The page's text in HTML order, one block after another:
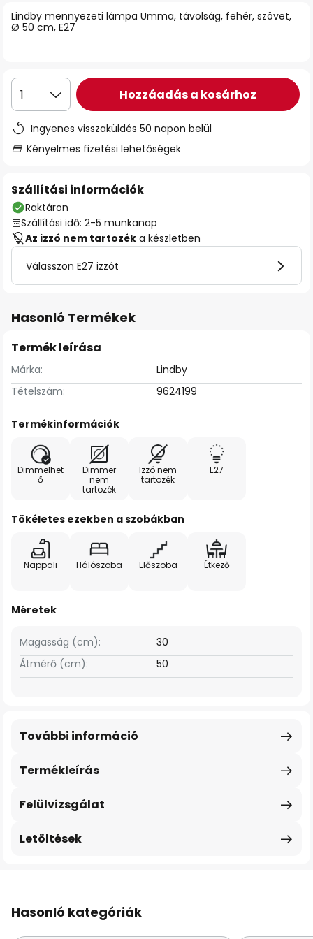
Lindby mennyezeti lámpa Umma, távolság, fehér, szövet,
Ø 50 cm, E27
1 Hozzáadás a kosárhoz
Ingyenes visszaküldés 50 napon belül
Kényelmes fizetési lehetőségek
Szállítási információk
Raktáron
Szállítási idő: 2-5 munkanap
Az izzó nem tartozék a készletben
Válasszon E27 izzót
Hasonló Termékek
Termék leírása
Márka:
Lindby
Tételszám:
9624199
Termékinformációk
Dimmelhet
ő
Dimmer
nem
tartozék
Izzó nem
tartozék
E27
Tökéletes ezekben a szobákban
Nappali Hálószoba Előszoba Étkező
Méretek
Magasság (cm):
30
Átmérő (cm):
50
Termékleírás
További információ
Felülvizsgálat
Letöltések
Hasonló kategóriák